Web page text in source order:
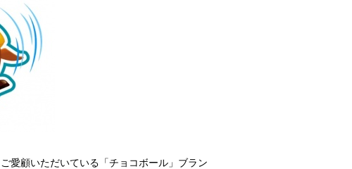
愛顧いただいている「チョコボール」ブラン